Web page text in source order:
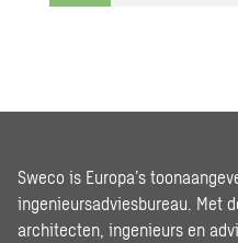
Sweco is Europa’s
ingenieursadviesbureau. Met
architecten, ingenieurs en